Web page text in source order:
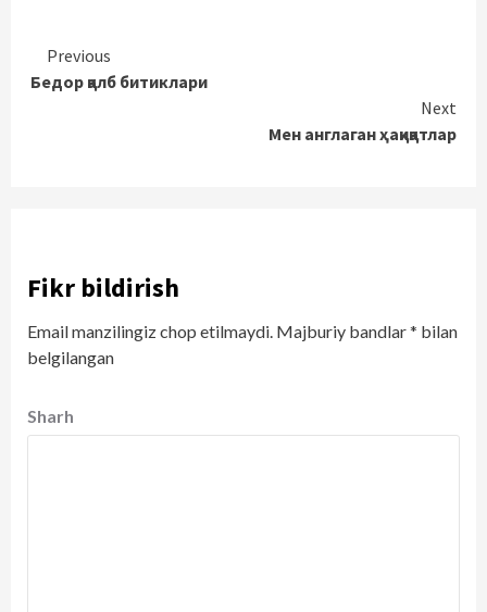
Continue
Reading
Previous
Бедор қалб битиклари
Next
Мен англаган ҳақиқатлар
Fikr bildirish
Email manzilingiz chop etilmaydi. Majburiy bandlar* bilan
belgilangan
Sharh